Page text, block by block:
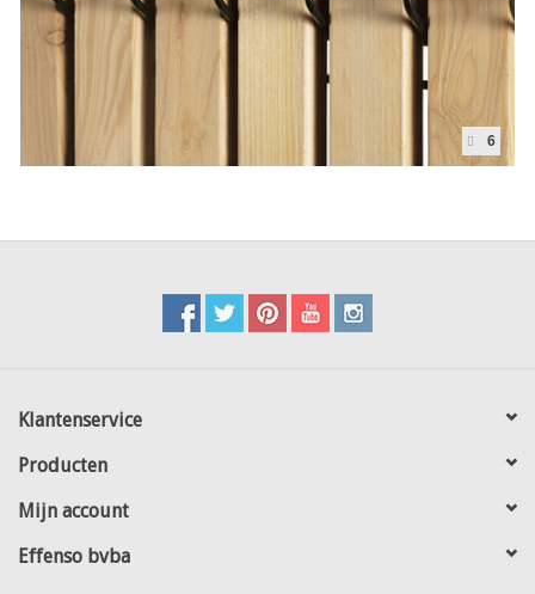
6
Klantenservice
Producten
Mijn account
Effenso bvba